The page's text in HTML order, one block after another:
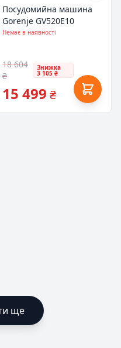
Посудомийна машина
Gorenje GV520E10
Немає в наявності
18 604
₴
Знижка
3 105 ₴
15 499 ₴
ще